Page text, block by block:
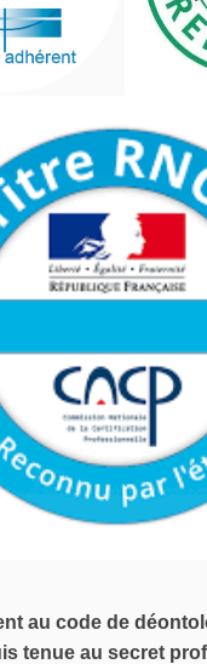
au code de
tenue au secret